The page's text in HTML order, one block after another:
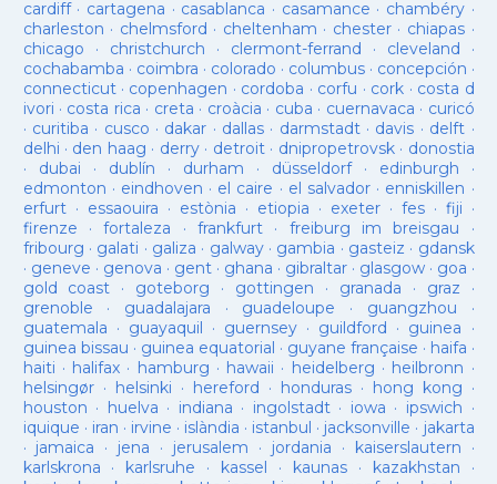
cardiff· cartagena · casablanca · casamance · chambéry·
charleston · chelmsford · cheltenham · chester· chiapas ·
chicago · christchurch · clermont-ferrand · cleveland ·
cochabamba · coimbra · colorado · columbus· concepción ·
connecticut· copenhagen · cordoba · corfu · cork · costa d
ivori · costa rica · creta · croàcia · cuba · cuernavaca · curicó
· curitiba · cusco · dakar · dallas · darmstadt· davis · delft ·
delhi · den haag · derry· detroit· dnipropetrovsk· donostia
· dubai · dublín · durham · düsseldorf· edinburgh ·
edmonton · eindhoven · el caire · el salvador · enniskillen ·
erfurt· essaouira · estònia · etiopia · exeter· fes· fiji ·
firenze ·fortaleza · frankfurt· freiburg im breisgau ·
fribourg · galati · galiza · galway· gambia · gasteiz · gdansk
· geneve · genova · gent· ghana · gibraltar· glasgow· goa ·
gold coast · goteborg · gottingen · granada · graz ·
grenoble · guadalajara · guadeloupe · guangzhou ·
guatemala · guayaquil · guernsey· guildford · guinea ·
guinea bissau · guinea equatorial · guyane française · haifa ·
haiti · halifax · hamburg · hawaii · heidelberg · heilbronn ·
helsingør· helsinki · hereford · honduras· hong kong ·
houston · huelva · indiana · ingolstadt· iowa · ipswich ·
iquique · iran · irvine · islàndia · istanbul · jacksonville · jakarta
· jamaica · jena · jerusalem · jordania · kaiserslautern ·
karlskrona · karlsruhe · kassel · kaunas· kazakhstan ·